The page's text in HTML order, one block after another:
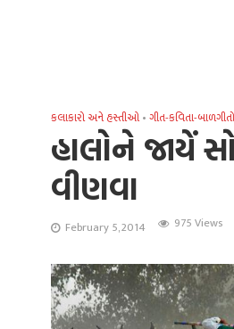
કલાકારો અને હસ્તીઓ •ગીત-કવિતા-
હાલોને જાયેં
વીણવા
February 5, 2014 975 Views